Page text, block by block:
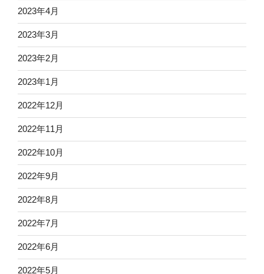
2023年4月
2023年3月
2023年2月
2023年1月
2022年12月
2022年11月
2022年10月
2022年9月
2022年8月
2022年7月
2022年6月
2022年5月